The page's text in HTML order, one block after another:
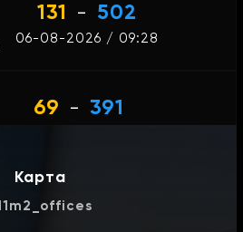
131 - 502
06-08-2026 / 09:28
69 - 391
2569 -
Карта